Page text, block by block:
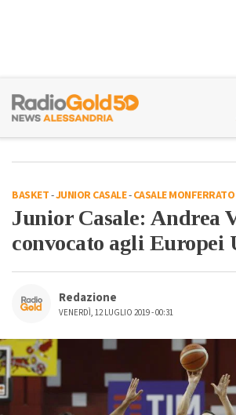
BASKET-JUNIOR CASALE-CASALE MONFERRATO
Junior Casale: Andrea
convocato agli Europei
Redazione
VENERDÌ, 12 LUGLIO 2019 - 00:31